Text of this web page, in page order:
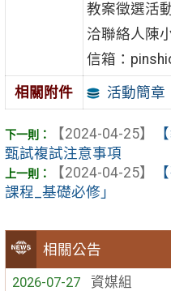
相關公告
2026-07-27
資媒組
教案徵選活
洽聯絡人陳
信箱：
相關附件 活動簡章
【2024-04-25】
甄試複試注意事項
【2024-04-25】
課程_基礎必修」